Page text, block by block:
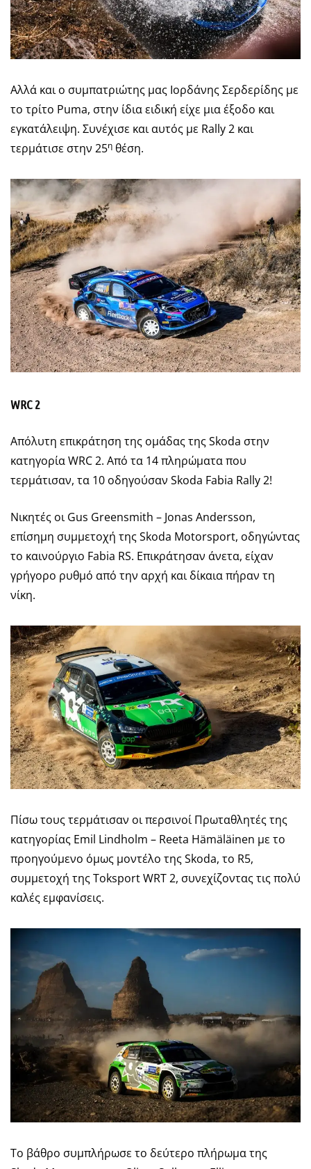
Αλλά και ο συμπατριώτης μας Ιορδάνης Σερδερίδης με
το τρίτο Puma, στην ίδια ειδική είχε μια έξοδο και
εγκατάλειψη. Συνέχισε και αυτός με Rally 2 και
τερμάτισε στην 25η θέση.
WRC 2
Απόλυτη επικράτηση της ομάδας της Skoda στην
κατηγορία WRC 2. Από τα 14 πληρώματα που
τερμάτισαν, τα 10 οδηγούσαν Skoda Fabia Rally 2!
Νικητές οι Gus Greensmith – Jonas Andersson,
επίσημη συμμετοχή της Skoda Motorsport, οδηγώντας
το καινούργιο Fabia RS. Επικράτησαν άνετα, είχαν
γρήγορο ρυθμό από την αρχή και δίκαια πήραν τη
νίκη.
Πίσω τους τερμάτισαν οι περσινοί Πρωταθλητές της
κατηγορίας Emil Lindholm – Reeta Hämäläinen με το
προηγούμενο όμως μοντέλο της Skoda, το R5,
συμμετοχή της Toksport WRT 2, συνεχίζοντας τις πολύ
καλές εμφανίσεις.
Το βάθρο συμπλήρωσε το δεύτερο πλήρωμα της